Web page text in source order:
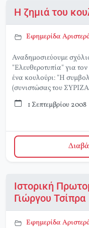
Η ζημιά του
Εφημερίδα
Αναδημοσιεύουμε
"Ελευθεροτυπία" για
ένα κουλούρι: "Η
(συνιστώσας του
1 Σεπτεμβρίου 2008
Ιστορική
Γιώργου Τσίπρα
Εφημερίδα